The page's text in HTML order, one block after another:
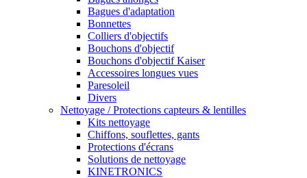
Bagues d'adaptation
Bonnettes
Colliers d'objectifs
Bouchons d'objectif
Bouchons d'objectif Kaiser
Accessoires longues vues
Paresoleil
Divers
Nettoyage / Protections capteurs & lentilles
Kits nettoyage
Chiffons, souflettes, gants
Protections d'écrans
Solutions de nettoyage
KINETRONICS